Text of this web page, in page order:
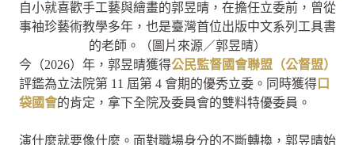
自小就喜歡手工藝與繪畫的郭昱晴，在擔任立委前，曾從
事袖珍藝術教學多年，也是臺灣首位出版中文系列工具書
的老師。（圖片來源／郭昱晴）
今（2026）年，郭昱晴獲得公民監督國會聯盟（公督盟）
評鑑為立法院第 11 屆第 4 會期的優秀立委。同時獲得 口
袋國會的肯定，拿下全院及委員會的雙料特優委員。
演什麼就要像什麼。面對職場身分的不斷轉換，郭昱晴始